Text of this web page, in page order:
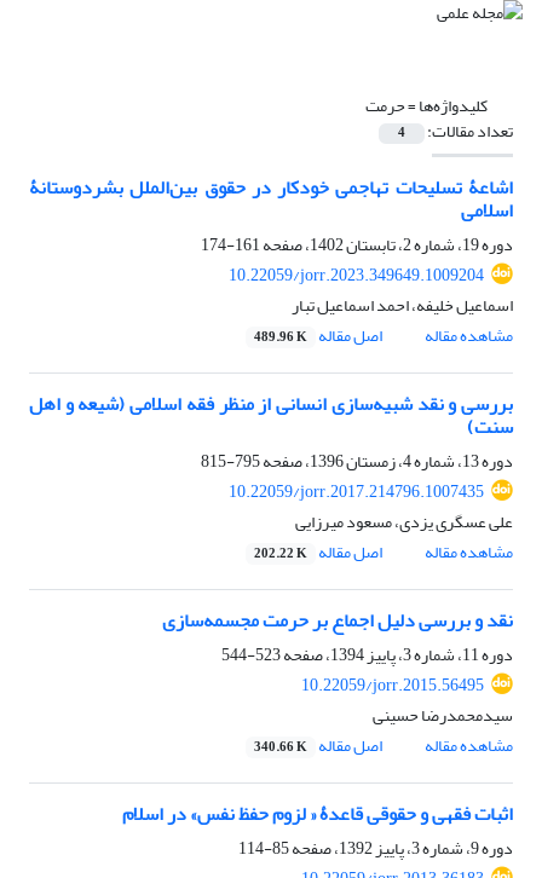
کلیدواژه‌ها =حرمت
تعداد مقالات: 4
اشاعۀ تسلیحات تهاجمی خودکار در حقوق بین‌ا‌لملل بشردوستانۀ
اسلامی
دوره 19، شماره 2، تابستان 1402، صفحه
161-174
10.22059/jorr.2023.349649.1009204
اسماعیل خلیفه، احمد اسماعیل تبار
مشاهده مقاله
اصل مقاله 489.96 K
بررسی و نقد شبیه‌سازی انسانی از منظر فقه اسلامی (شیعه و اهل
سنت)
دوره 13، شماره 4، زمستان 1396، صفحه
795-815
10.22059/jorr.2017.214796.1007435
علی عسگری یزدی، مسعود میرزایی
مشاهده مقاله
اصل مقاله 202.22 K
نقد و بررسی دلیل اجماع بر حرمت مجسمه‌سازی
دوره 11، شماره 3، پاییز 1394، صفحه
523-544
10.22059/jorr.2015.56495
سیدمحمدرضا حسینی
مشاهده مقاله
اصل مقاله 340.66 K
اثبات فقهی و حقوقی قاعدۀ « لزوم حفظ نفس» در اسلام
دوره 9، شماره 3، پاییز 1392، صفحه
85-114